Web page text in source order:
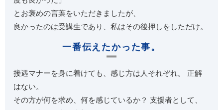
とお褒めの言葉をいただきましたが、
良かったのは受講生であり、私はその後押しをしただけ。
一番伝えたかった事。
接遇マナーを身に着けても、感じ方は人それぞれ。 正解
はない。
その方が何を求め、何を感じているか？ 支援者として、